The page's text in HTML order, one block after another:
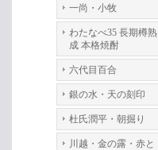
一尚・小牧
わたなべ35 長期樽熟
成 本格焼酎
六代目百合
銀の水・天の刻印
杜氏潤平・朝掘り
川越・金の露・赤と